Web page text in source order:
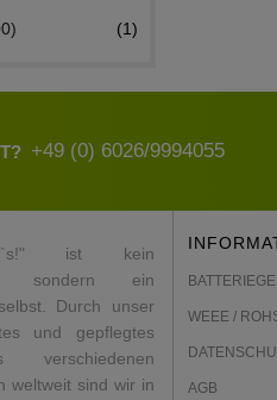
1
+49 (0) 6026/9994055
ist kein
sondern ein
Durch unser
und gepflegtes
verschiedenen
weltweit sind wir in
WEEE /
AGB